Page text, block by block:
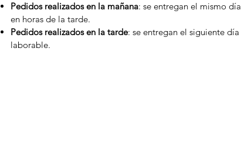
Pedidos realizados en la mañana: se entregan el mismo día
en horas de la tarde.
Pedidos realizados en la tarde: se entregan el siguiente día
laborable.